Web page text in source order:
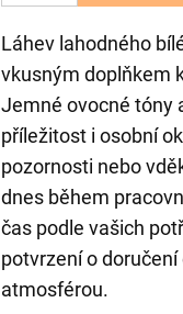
Láhev lahodného
vkusným doplňkem
Jemné ovocné tóny
příležitost i osobní
pozornosti nebo
dnes během
čas podle vašich
potvrzení o
atmosférou.